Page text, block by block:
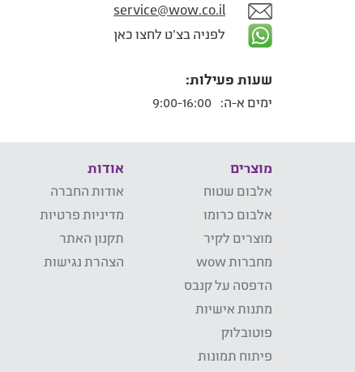
service@wow.co.il
לפניה בצ'ט לחצו כאן
שעות פעילות:
ימים א-ה:
מוצרים
אלבום שטוח
אלבום כרומו
מוצרים לקיר
מחברות wow
הדפסה על קנבס
מתנות אישיות
פוטובלוק
פיתוח תמונות
אודות
אודות החברה
מדיניות פרטיות
תקנון האתר
הצהרת נגישות